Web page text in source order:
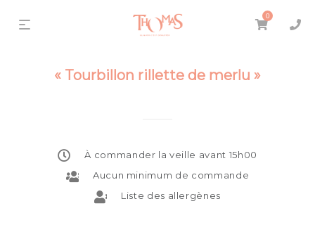
0
« Tourbillon rillette de merlu »
À commander la veille avant 15h00
Aucun minimum de commande
Liste des allergènes